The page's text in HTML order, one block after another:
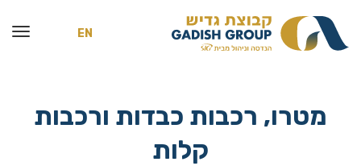
EN
מטרו, רכבות כבדות ורכבות
קלות